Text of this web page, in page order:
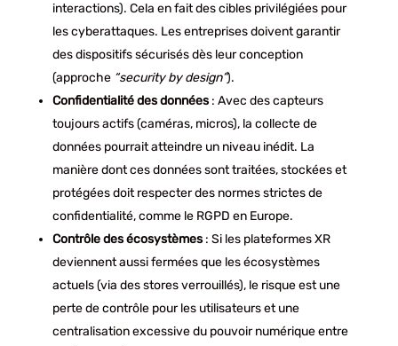
interactions). Cela en fait des cibles privilégiées pour
les cyberattaques. Les entreprises doivent garantir
des dispositifs sécurisés dès leur conception
(approche “security by design”).
Confidentialité des données: Avec des capteurs
toujours actifs (caméras, micros), la collecte de
données pourrait atteindre un niveau inédit. La
manière dont ces données sont traitées, stockées et
protégées doit respecter des normes strictes de
confidentialité, comme le RGPD en Europe.
Contrôle des écosystèmes: Si les plateformes XR
deviennent aussi fermées que les écosystèmes
actuels (via des stores verrouillés), le risque est une
perte de contrôle pour les utilisateurs et une
centralisation excessive du pouvoir numérique entre